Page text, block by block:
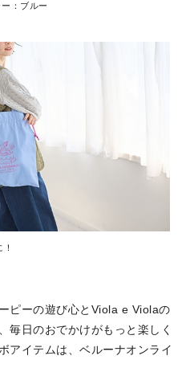
：ブルー
ピーの遊び心とViola e Violaの
毎日のおでかけがもっと楽しく
アイテムは、ベルーナオンライ